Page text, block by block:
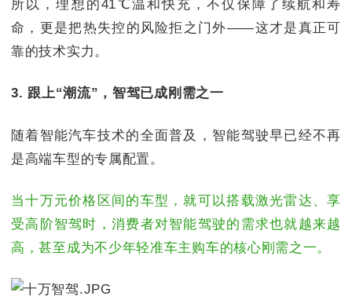
所以，理想的41℃温和快充，不仅保障了续航和寿
命，更是把热失控的风险拒之门外——这才是真正可
靠的技术实力。
3. 跟上“潮流”，智驾已成刚需之一
随着智能汽车技术的全面普及，智能驾驶早已经不再
是高端车型的专属配置。
当十万元价格区间的车型，就可以搭载激光雷达、享
受高阶智驾时，消费者对智能驾驶的需求也就越来越
高，甚至成为不少年轻准车主购车的核心刚需之一。